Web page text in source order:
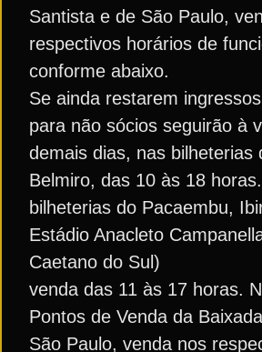
Santista e de São Paulo,
respectivos horários de
conforme abaixo.
Se ainda restarem
para não sócios seguirão à
demais dias, nas bilheterias
Belmiro, das 10 às 18
bilheterias do Pacaembu,
Estádio Anacleto
Caetano do Sul)
venda das 11 às 17 horas.
Pontos de Venda da
São Paulo, venda nos